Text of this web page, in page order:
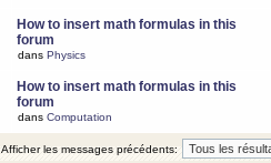
How to insert math formulas in this
forum
dans Physics
How to insert math formulas in this
forum
dans Computation
Afficher les messages précédents: